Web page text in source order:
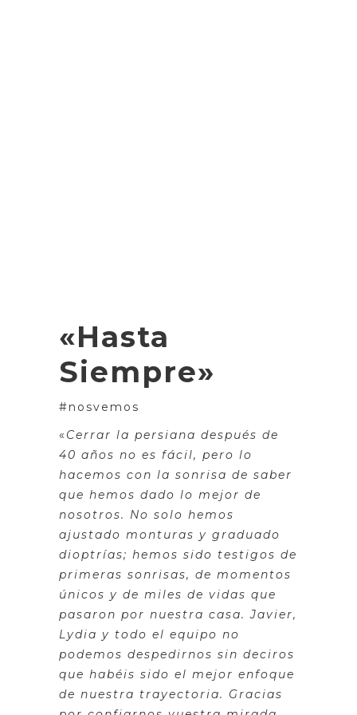
«Hasta
Siempre»
#nosvemos
« Cerrar la persiana después de
40 años no es fácil, pero lo
hacemos con la sonrisa de saber
que hemos dado lo mejor de
nosotros. No solo hemos
ajustado monturas y graduado
dioptrías; hemos sido testigos de
primeras sonrisas, de momentos
únicos y de miles de vidas que
pasaron por nuestra casa. Javier,
Lydia y todo el equipo no
podemos despedirnos sin deciros
que habéis sido el mejor enfoque
de nuestra trayectoria. Gracias